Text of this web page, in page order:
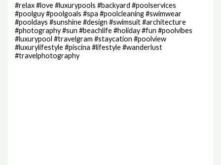
#relax #love #luxurypools #backyard #poolservices
#poolguy #poolgoals #spa #poolcleaning #swimwear
#pooldays #sunshine #design #swimsuit #architecture
#photography #sun #beachlife #holiday #fun #poolvibes
#luxurypool #travelgram #staycation #poolview
#luxurylifestyle #piscina #lifestyle #wanderlust
#travelphotography